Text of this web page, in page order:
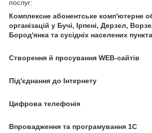
послуг:
Комплексне абонентське комп'ютерне
організацій у Бучі, Ірпені, Дерзел,
Бород'янка та сусідніх населених
Створення й просування WEB-сайтів
Під'єднання до Інтернету
Цифрова телефонія
Впровадження та програмування 1С